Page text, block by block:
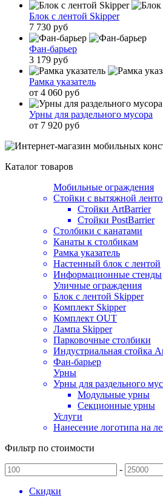
Блок с лентой Skipper
7 730 руб
Фан-барьер
3 179 руб
Рамка указатель
от 4 060 руб
Урны для раздельного мусора
от 7 920 руб
Каталог товаров
Мобильные ограждения
Стойки с вытяжной
Стойки ArtBarrier
Стойки PostBarrier
Столбики с канатами
Канаты к столбикам
Рамка указатель
Настенный блок с лентой
Информационные стенды
Уличные ограждения
Блок с лентой Skipper
Комплект Skipper
Комплект OUT
Лампа Skipper
Парковочные столбики
Индустриальная стойка
Фан-барьер
Урны
Урны для раздельного
Модульные урны
Секционные урны
Услуги
Нанесение логотипа на
Фильтр по стоимости
-
Скидки